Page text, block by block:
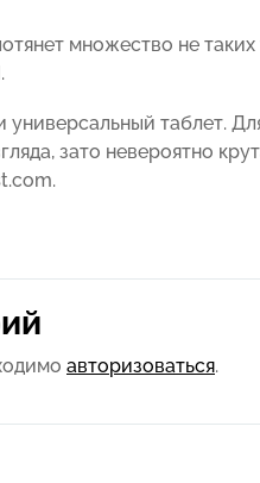
множество не
таблет.
зато невероятно
авторизоваться.